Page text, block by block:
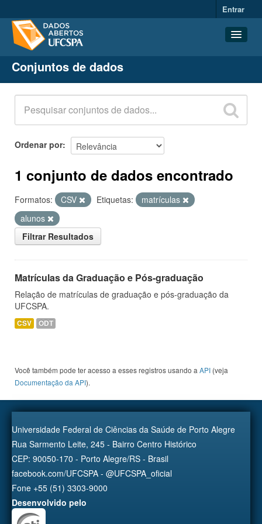
Entrar
Conjuntos de dados
Organizações
Grupos
Sobre
Conjuntos de dados
Ordenar por
1 conjunto de dados encontrado
Formatos: CSV Etiquetas:
matrículas
alunos
Filtrar Resultados
Matrículas da Graduação e Pós-graduação
Relação de matrículas de graduação e pós-graduação da
UFCSPA.
CSV ODT
Você também pode ter acesso a esses registros usando a API (veja
Documentação da API).
Universidade Federal de Ciências da Saúde de Porto Alegre
Rua Sarmento Leite, 245 - Bairro Centro Histórico
CEP: 90050-170 - Porto Alegre/RS - Brasil
facebook.com/UFCSPA - @UFCSPA_oficial
Fone +55 (51) 3303-9000
Desenvolvido pelo